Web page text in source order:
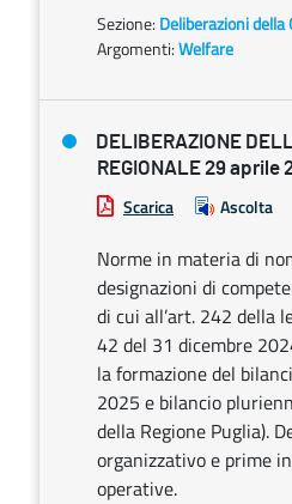
Sezione: Deliberazioni
Argomenti:Welfare
DELIBERAZIONE
REGIONALE 29 aprile
Scarica Ascolta
Norme in materia di
designazioni di
di cui all’art. 242 della
42 del 31 dicembre
la formazione del
2025 e bilancio
della Regione Puglia).
organizzativo e prime
operative.